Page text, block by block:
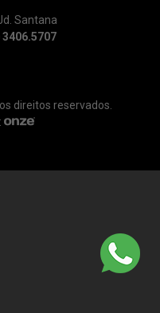
Santana
3406.5707
direitos reservados.